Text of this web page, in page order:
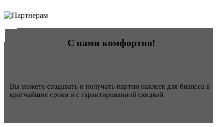
С нами комфортно!
Вы можете создавать и получать партии наклеек для бизнеса в
кратчайшие сроки и с гарантированной скидкой